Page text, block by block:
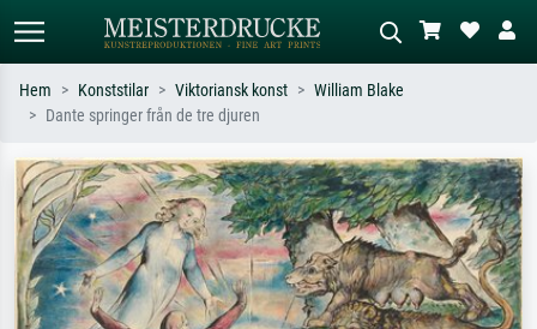
Sök efter konstnär, titel eller stil –
t.ex. Monet, Stjärnenatt,
impressionism, Hokusai-våg, naken.
Beskriv scenen – t.ex. grön äng,
abstrakt med mycket rött, mörk
oljemålning, stående naken bredvid ett
träd.
Hem Konststilar Viktoriansk konst
William Blake
Dante springer från de tre djuren